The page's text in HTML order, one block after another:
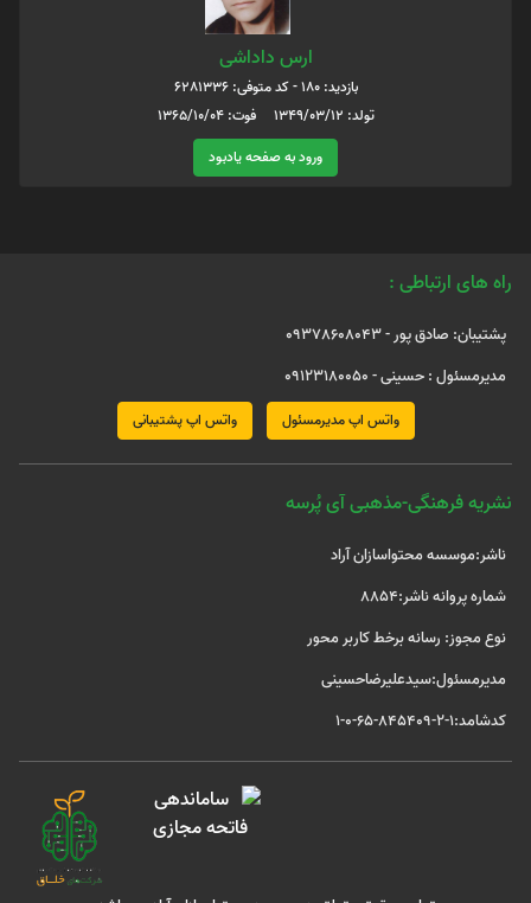
ارس داداشی
بازدید: 180 - کد متوفی: 6281336
تولد: 1349/03/12 فوت: 1365/10/04
ورود به صفحه یادبود
راه های ارتباطی :
پشتیبان: صادق پور - 09378608043
مدیرمسئول : حسینی - 09123180050
واتس اپ مدیرمسئول واتس اپ پشتیبانی
نشریه فرهنگی-مذهبی آی پُرسه
ناشر:موسسه محتواسازان آراد
شماره پروانه ناشر:8854
نوع مجوز: رسانه برخط کاربر محور
مدیرمسئول:سیدعلیرضاحسینی
کدشامد:1-2-845409-65-0-1